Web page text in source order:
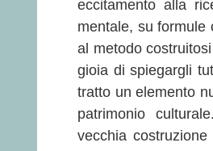
eccitamento alla
mentale, su formule
al metodo
gioia di spiegargli
tratto un elemento
patrimonio
vecchia